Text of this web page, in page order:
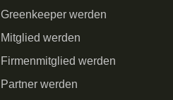
Greenkeeper werden
Mitglied werden
Firmenmitglied werden
Partner werden